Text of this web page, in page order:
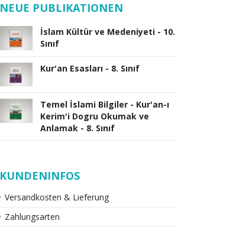
NEUE PUBLIKATIONEN
İslam Kültür ve Medeniyeti - 10.
Sınıf
Kur'an Esasları - 8. Sınıf
Temel İslami Bilgiler - Kur'an-ı
Kerim'i Dogru Okumak ve
Anlamak - 8. Sınıf
KUNDENINFOS
Versandkosten & Lieferung
Zahlungsarten